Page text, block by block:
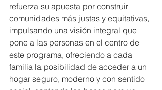
refuerza su apuesta por construir
comunidades más justas y equitativas,
impulsando una visión integral que
pone a las personas en el centro de
este programa, ofreciendo a cada
familia la posibilidad de acceder a un
hogar seguro, moderno y con sentido